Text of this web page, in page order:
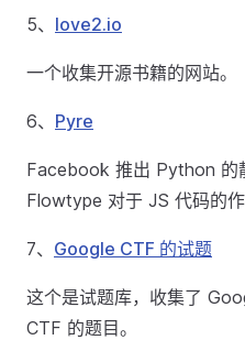
5、 love2.io
一个收集开源书籍的网站。
6、 Pyre
Facebook 推出 Python 的
Flowtype 对于 JS 代码的作
7、 Google CTF 的试题
这个是试题库，收集了
CTF 的题目。